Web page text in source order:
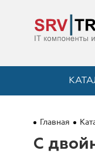
Главная
С